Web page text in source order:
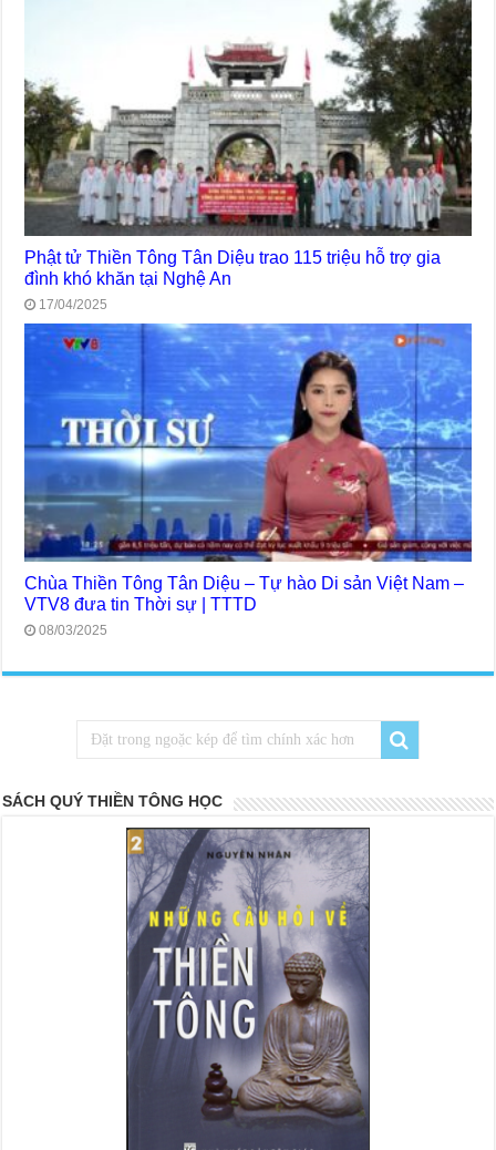
Phật tử Thiền Tông Tân Diệu trao 115 triệu hỗ trợ gia
đình khó khăn tại Nghệ An
17/04/2025
Chùa Thiền Tông Tân Diệu – Tự hào Di sản Việt Nam –
VTV8 đưa tin Thời sự | TTTD
08/03/2025
SÁCH QUÝ THIỀN TÔNG HỌC